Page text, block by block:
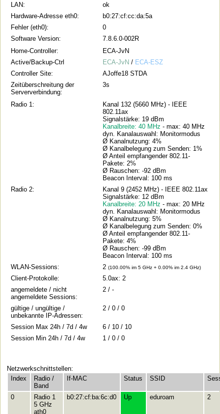
LAN:
ok
Hardware-Adresse eth0:
b0:27:cf:cc:da:5a
Fehler (eth0):
0
Software Version:
7.8.6.0-002R
Home-Controller:
ECA-JvN
Active/Backup-Ctrl
ECA-JvN / ECA-ESZ
Controller Site:
AJoffe18 STDA
Zeitüberschreitung der
Serververbindung:
3s
Radio 1:
Kanal 132 (5660 MHz) - IEEE
802.11ax
Signalstärke: 19 dBm
Kanalbreite: 40 MHz- max: 40 MHz
dyn. Kanalauswahl: Monitormodus
Ø Kanalnutzung: 4%
Ø Kanalbelegung zum Senden: 1%
Ø Anteil empfangender 802.11-
Pakete: 2%
Ø Rauschen: -92 dBm
Beacon Interval: 100 ms
Radio 2:
Kanal 9 (2452 MHz) - IEEE 802.11ax
Signalstärke: 12 dBm
Kanalbreite: 20 MHz- max: 20 MHz
dyn. Kanalauswahl: Monitormodus
Ø Kanalnutzung: 5%
Ø Kanalbelegung zum Senden: 0%
Ø Anteil empfangender 802.11-
Pakete: 4%
Ø Rauschen: -99 dBm
Beacon Interval: 100 ms
WLAN-Sessions:
2(100.00% im 5 GHz + 0.00% im 2.4 GHz)
Client-Protokolle:
5.0ax: 2
angemeldete / nicht
angemeldete Sessions:
2 / -
gültige / ungültige /
unbekannte IP-Adressen:
2 / 0 / 0
Session Max 24h / 7d / 4w
6 / 10 / 10
Session Min 24h / 7d / 4w
1 / 0 / 0
Netzwerkschnittstellen:
Index
Radio /
Band
If-MAC Status SSID
0
Radio 1
5 GHz
ath0
b0:27:cf:ba:6c:d0 Up eduroam 2